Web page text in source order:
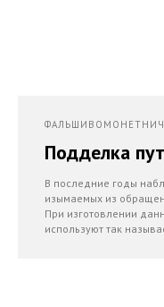
Подделка
В последние годы
изымаемых из
При изготовлении
используют так